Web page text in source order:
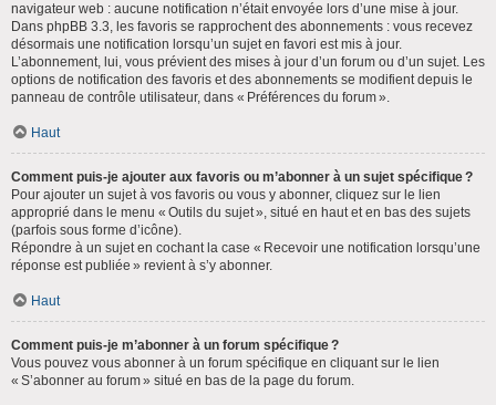
navigateur web : aucune notification n’était envoyée lors d’une mise à jour.
Dans phpBB 3.3, les favoris se rapprochent des abonnements : vous recevez
désormais une notification lorsqu’un sujet en favori est mis à jour.
L’abonnement, lui, vous prévient des mises à jour d’un forum ou d’un sujet. Les
options de notification des favoris et des abonnements se modifient depuis le
panneau de contrôle utilisateur, dans « Préférences du forum ».
Haut
Comment puis-je ajouter aux favoris ou m’abonner à un sujet spécifique ?
Pour ajouter un sujet à vos favoris ou vous y abonner, cliquez sur le lien
approprié dans le menu « Outils du sujet », situé en haut et en bas des sujets
(parfois sous forme d’icône).
Répondre à un sujet en cochant la case « Recevoir une notification lorsqu’une
réponse est publiée » revient à s’y abonner.
Haut
Comment puis-je m’abonner à un forum spécifique ?
Vous pouvez vous abonner à un forum spécifique en cliquant sur le lien
« S’abonner au forum » situé en bas de la page du forum.